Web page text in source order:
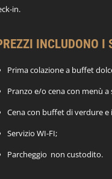
in.
INCLUDONO I
Prima colazione a buffet
Pranzo e/o cena con menù a
Cena con buffet di verdure e
Servizio WI-FI;
Parcheggio non custodito.